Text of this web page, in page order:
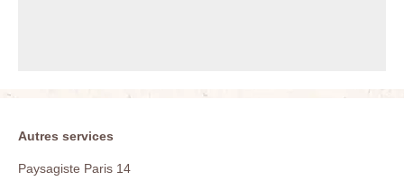
Autres services
Paysagiste Paris 14